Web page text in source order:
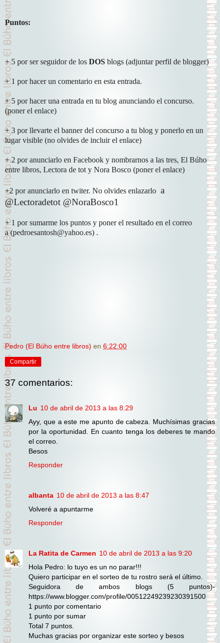
Puntos:
+ 5 por ser seguidor de los DOS blogs (adjuntar perfil de blogger)
+ 1 por hacer un comentario en esta entrada.
+ 5 por hacer una entrada en tu blog anunciando el concurso.
(poner el enlace)
+ 3 por llevarte el banner del concurso a tu blog y ponerlo en un
lugar visible (no olvides de incluir el enlace)
+ 2 por anunciarlo en Facebook y nombrarnos a las tres, El Búho
entre libros, Lectora de tot y Nora Bosco (poner el enlace)
+2 por anunciarlo en twiter. No olvides enlazarlo a
@Lectoradetot @NoraBosco1
+ 1 por sumarme los puntos y poner el resultado en el correo
a(pedroesantosh@yahoo.es) .
Pedro (El Búho entre libros) en 6:22:00
Compartir
37 comentarios:
Lu 10 de abril de 2013 a las 8:29
Ayy, que a este me apunto de cabeza. Muchísimas gracias
por la oportunidad. En cuanto tenga los deberes te mando
el correo.
Besos
Responder
albanta 10 de abril de 2013 a las 8:47
Volveré a apuntarme
Responder
La Ratita de Carmen 10 de abril de 2013 a las 9:20
Hola Pedro: lo tuyo es un no parar!!!
Quiero participar en el sorteo de tu rostro será el último.
Seguidora de ambos blogs (5 puntos)-
https://www.blogger.com/profile/00512249239230391500
1 punto por comentario
1 punto por sumar
Total 7 puntos.
Muchas gracias por organizar este sorteo y besos